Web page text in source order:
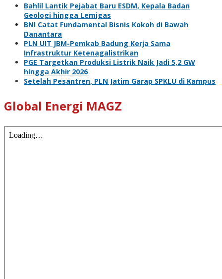
Bahlil Lantik Pejabat Baru ESDM, Kepala Badan
Geologi hingga Lemigas
BNI Catat Fundamental Bisnis Kokoh di Bawah
Danantara
PLN UIT JBM-Pemkab Badung Kerja Sama
Infrastruktur Ketenagalistrikan
PGE Targetkan Produksi Listrik Naik Jadi 5,2 GW
hingga Akhir 2026
Setelah Pesantren, PLN Jatim Garap SPKLU di Kampus
Global Energi MAGZ